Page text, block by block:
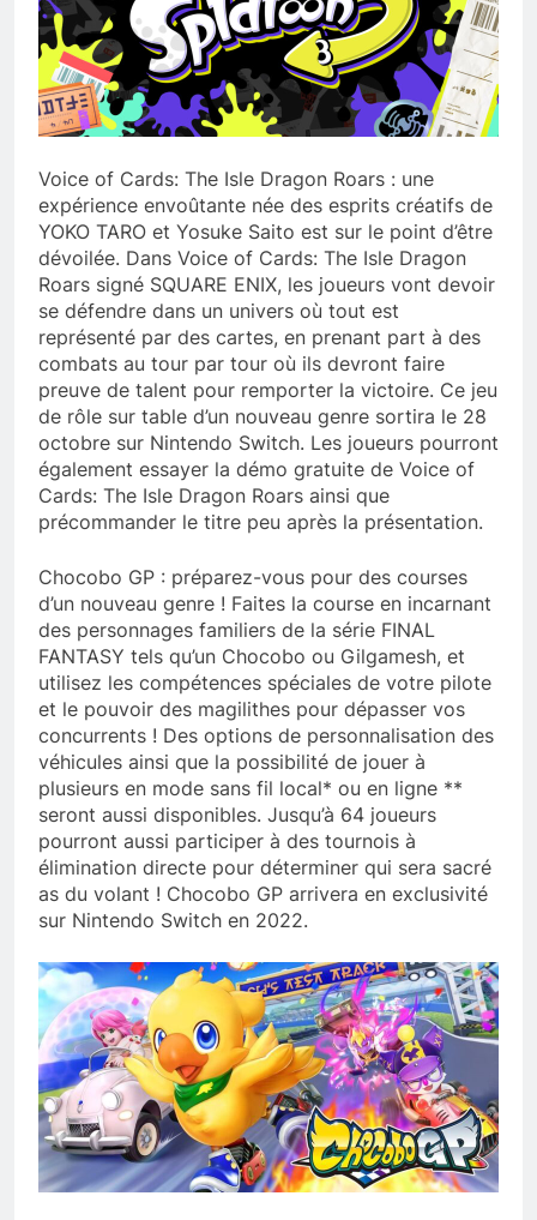
Voice of Cards: The Isle Dragon Roars : une
expérience envoûtante née des esprits créatifs de
YOKO TARO et Yosuke Saito est sur le point d’être
dévoilée. Dans Voice of Cards: The Isle Dragon
Roars signé SQUARE ENIX, les joueurs vont devoir
se défendre dans un univers où tout est
représenté par des cartes, en prenant part à des
combats au tour par tour où ils devront faire
preuve de talent pour remporter la victoire. Ce jeu
de rôle sur table d’un nouveau genre sortira le 28
octobre sur Nintendo Switch. Les joueurs pourront
également essayer la démo gratuite de Voice of
Cards: The Isle Dragon Roars ainsi que
précommander le titre peu après la présentation.
Chocobo GP : préparez-vous pour des courses
d’un nouveau genre ! Faites la course en incarnant
des personnages familiers de la série FINAL
FANTASY tels qu’un Chocobo ou Gilgamesh, et
utilisez les compétences spéciales de votre pilote
et le pouvoir des magilithes pour dépasser vos
concurrents ! Des options de personnalisation des
véhicules ainsi que la possibilité de jouer à
plusieurs en mode sans fil local* ou en ligne **
seront aussi disponibles. Jusqu’à 64 joueurs
pourront aussi participer à des tournois à
élimination directe pour déterminer qui sera sacré
as du volant ! Chocobo GP arrivera en exclusivité
sur Nintendo Switch en 2022.